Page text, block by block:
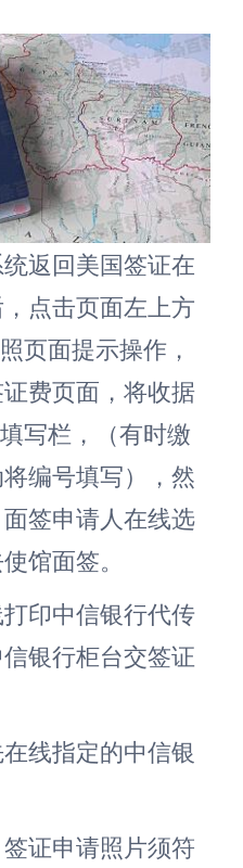
返回美国签证在
点击页面左上方
页面提示操作，
费页面，将收据
写栏，（有时缴
编号填写），然
签申请人在线选
馆面签。
印中信银行代传
银行柜台交签证
线指定的中信银
证申请照片须符